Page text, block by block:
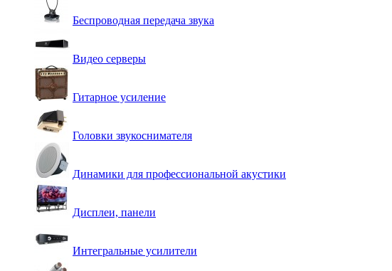
Беспроводная передача звука
Видео серверы
Гитарное усиление
Головки звукоснимателя
Динамики для профессиональной акустики
Дисплеи, панели
Интегральные усилители